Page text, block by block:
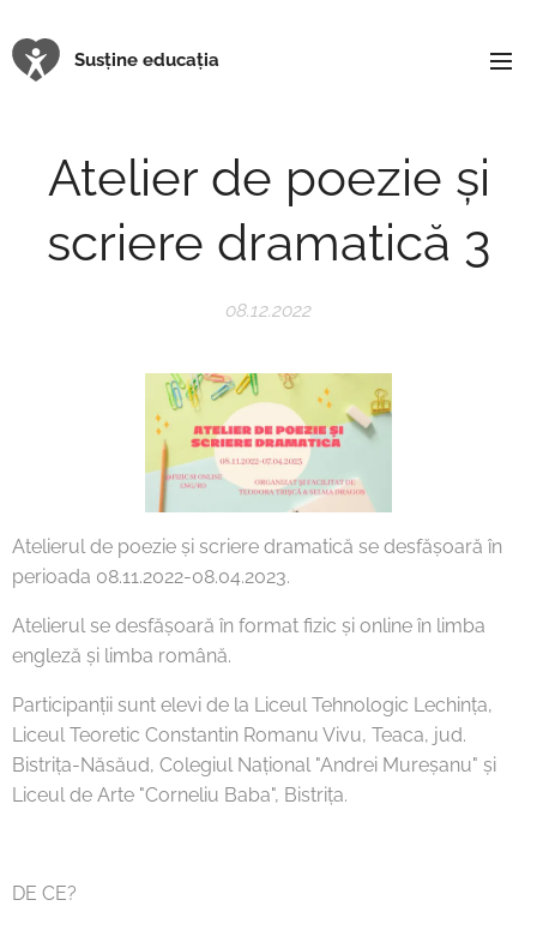
Susține educația
Atelier de poezie și
scriere dramatică 3
08.12.2022
Atelierul de poezie și scriere dramatică se desfășoară în
perioada 08.11.2022-08.04.2023.
Atelierul se desfășoară în format fizic și online în limba
engleză și limba română.
Participanții sunt elevi de la Liceul Tehnologic Lechința,
Liceul Teoretic Constantin Romanu Vivu, Teaca, jud.
Bistrița-Năsăud, Colegiul Național "Andrei Mureșanu" și
Liceul de Arte "Corneliu Baba", Bistrița.
DE CE?